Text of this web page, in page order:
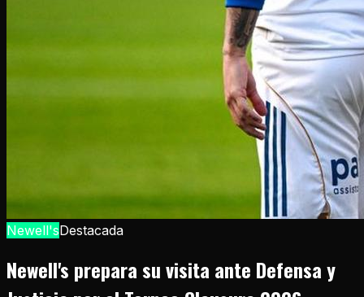
Newell'sDestacada
Newell's prepara su visita ante Defensa y